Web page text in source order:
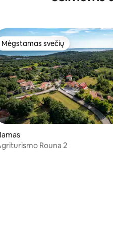
5 iš 5, atsiliepimų: 22
Mėgstamas svečių
Mėgstamas svečių
Rouna 2